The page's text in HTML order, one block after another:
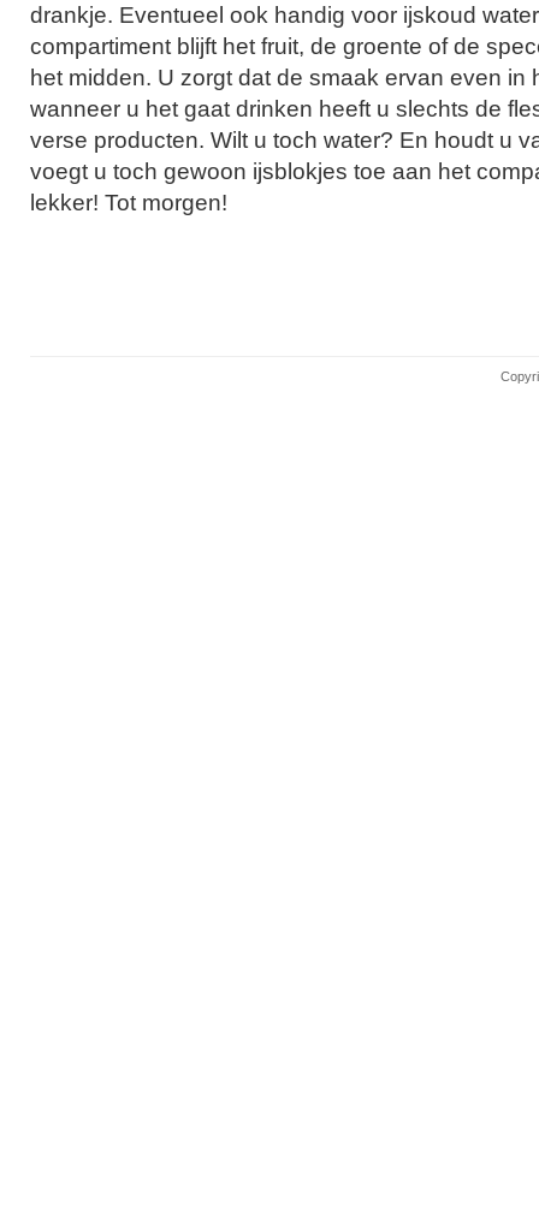
drankje. Eventueel ook handig voor ijskoud
compartiment blijft het fruit, de groente of de
het midden. U zorgt dat de smaak ervan even in
wanneer u het gaat drinken heeft u slechts de
verse producten. Wilt u toch water? En houdt u
voegt u toch gewoon ijsblokjes toe aan het
lekker! Tot morgen!